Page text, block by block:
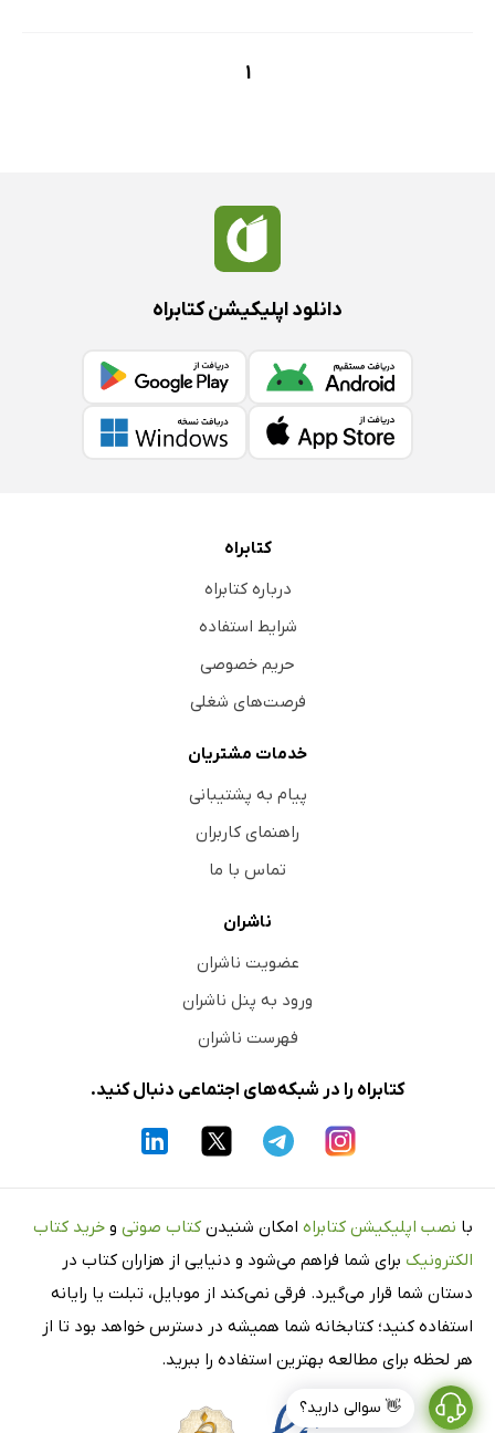
1
👋 سوالی دارید؟
دانلود اپلیکیشن کتابراه
کتابراه
درباره کتابراه
شرایط استفاده
حریم خصوصی
فرصت‌های شغلی
خدمات مشتریان
پیام به پشتیبانی
راهنمای کاربران
تماس با ما
ناشران
عضویت ناشران
ورود به پنل ناشران
فهرست ناشران
کتابراه را در شبکه‌های اجتماعی دنبال کنید.
با نصب اپلیکیشن کتابراه امکان شنیدن کتاب صوتی و خرید کتاب
الکترونیک برای شما فراهم می‌شود و دنیایی از هزاران کتاب در
دستان شما قرار می‌گیرد. فرقی نمی‌کند از موبایل، تبلت یا رایانه
استفاده کنید؛ کتابخانه شما همیشه در دسترس خواهد بود تا از
هر لحظه برای مطالعه بهترین استفاده را ببرید.